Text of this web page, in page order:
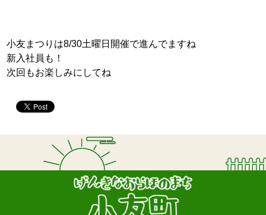
小友まつりは8/30土曜日開催で進んでますね
新入社員も！
次回もお楽しみにしてね